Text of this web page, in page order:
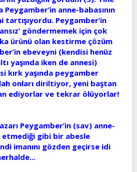
anne-babasının
tartışıyordu. Peygamber’in
göndermemek için çok
ürünü olan kestirme çözüm
ebeveyni (kendisi henüz
yaşında iken de annesi)
kırk yaşında peygamber
onları diriltiyor, yeni baştan
ediyorlar ve tekrar ölüyorlar!
Peygamber’in (sav) anne-
etmediği gibi bir abesle
imanını gözden geçirse idi